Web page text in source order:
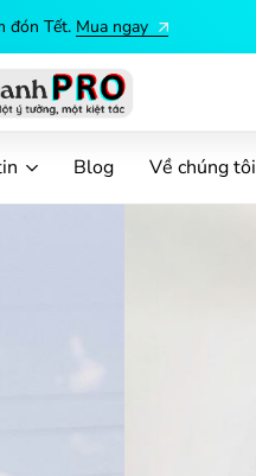
đón Tết. Mua ngay
Blog Về chúng tôi